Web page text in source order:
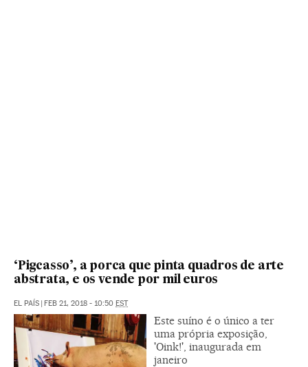
‘Pigcasso’, a porca que pinta quadros de arte
abstrata, e os vende por mil euros
EL PAÍS | FEB 21, 2018 - 10:50 EST
Este suíno é o único a ter
uma própria exposição,
'Oink!', inaugurada em
janeiro